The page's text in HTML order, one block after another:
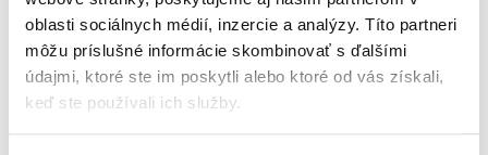
oblasti sociálnych médií, inzercie a analýzy. Títo partneri
môžu príslušné informácie skombinovať s ďalšími
údajmi, ktoré ste im poskytli alebo ktoré od vás získali,
keď ste používali ich služby.
civilného procesu a
sporové konanie